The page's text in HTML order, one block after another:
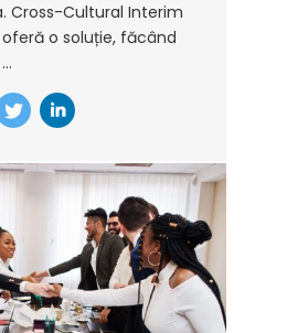
Cross-Cultural Interim
o soluție, făcând